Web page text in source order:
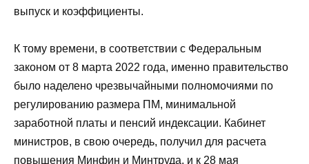
выпуск и коэффициенты.
К тому времени, в соответствии с Федеральным
законом от 8 марта 2022 года, именно правительство
было наделено чрезвычайными полномочиями по
регулированию размера ПМ, минимальной
заработной платы и пенсий индексации. Кабинет
министров, в свою очередь, получил для расчета
повышения Минфин и Минтруда, и к 28 мая